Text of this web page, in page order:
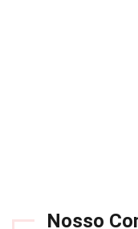
Nosso